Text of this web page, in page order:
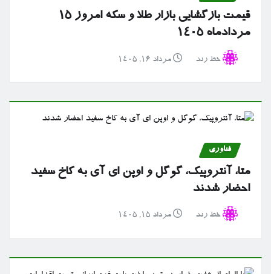
قیمت بازگشایی بازار طلا و سکه امروز ۱۵
مردادماه ۱۴۰۵
خط رند مرداد ۱۶, ۱۴۰۵
فناوری
متا، آنتروپیک، گوگل و اوپن ای آی به کاخ سفید
احضار شدند
خط رند مرداد ۱۵, ۱۴۰۵